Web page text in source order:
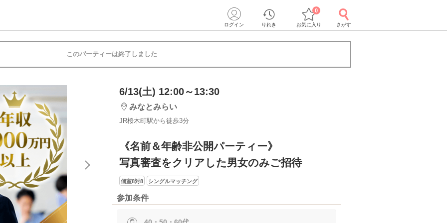
ログイン りれき お気に入り
0
さがす
このパーティーは終了しました
6/13(土) 12:00～13:30
みなとみらい
JR桜木町駅から徒歩3分
《名前＆年齢非公開パーティー》
写真審査をクリアした男女のみご招待
個室8対8 シングルマッチング
参加条件